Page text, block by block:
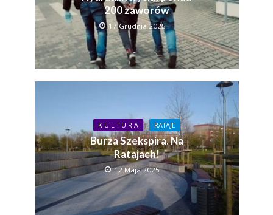
200 zaworów
17 Grudnia 2025
K U L T U R A RATAJE
Burza Szekspira. Na
Ratajach!
12 Maja 2025